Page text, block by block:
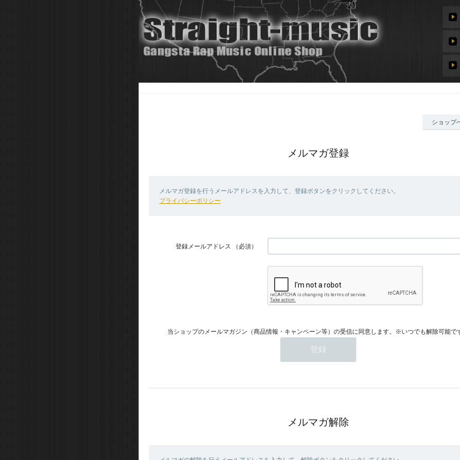
ショップ
メルマガ登録
メルマガ登録を行うメールアドレスを入力して、登録ボタンをクリックしてください。
プライバシーポリシー
登録メールアドレス （必須）
当ショップのメールマガジン（商品情報・キャンペーン等）の受信に同意します。※いつでも解除可能で
メルマガ解除